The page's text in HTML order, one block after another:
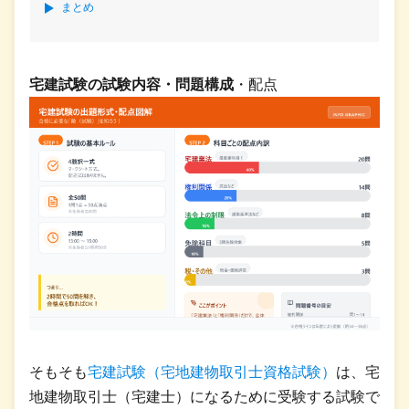
まとめ
宅建試験の試験内容・問題構成 ・配点
そもそも宅建試験（宅地建物取引士資格試験） は、宅
地建物取引士（宅建士）になるために受験する試験で